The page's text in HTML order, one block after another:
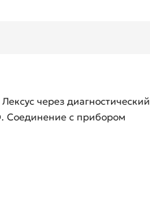
через диагностический
. Соединение с прибором